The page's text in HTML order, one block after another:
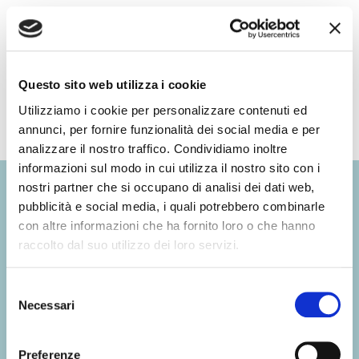
Questo sito web utilizza i cookie
Utilizziamo i cookie per personalizzare contenuti ed
annunci, per fornire funzionalità dei social media e per
analizzare il nostro traffico. Condividiamo inoltre
informazioni sul modo in cui utilizza il nostro sito con i
nostri partner che si occupano di analisi dei dati web,
pubblicità e social media, i quali potrebbero combinarle
con altre informazioni che ha fornito loro o che hanno
raccolto dal suo utilizzo dei loro servizi.
delNecessari
Preferenze
Scopri di più sui filati che utilizziamo
Un capo Baby Lord nasce con
continua a vivere con la sua
manutenzione nel tempo. La